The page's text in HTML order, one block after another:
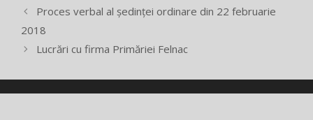
Proces verbal al ședinței ordinare din 22 februarie
2018
Lucrări cu firma Primăriei Felnac